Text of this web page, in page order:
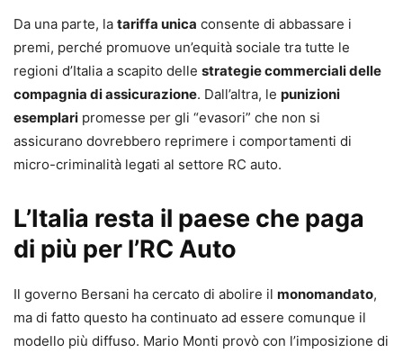
Da una parte, la tariffa unica consente di abbassare i
premi, perché promuove un’equità sociale tra tutte le
regioni d’Italia a scapito delle strategie commerciali delle
compagnia di assicurazione. Dall’altra, le punizioni
esemplari promesse per gli “evasori” che non si
assicurano dovrebbero reprimere i comportamenti di
micro-criminalità legati al settore RC auto.
L’Italia resta il paese che paga
di più per l’RC Auto
Il governo Bersani ha cercato di abolire il monomandato,
ma di fatto questo ha continuato ad essere comunque il
modello più diffuso. Mario Monti provò con l’imposizione di